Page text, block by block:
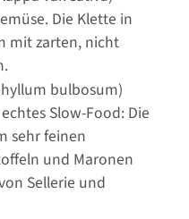
Die Klette in
mit zarten, nicht
bulbosum)
Slow-Food: Die
sehr feinen
und Maronen
Sellerie und